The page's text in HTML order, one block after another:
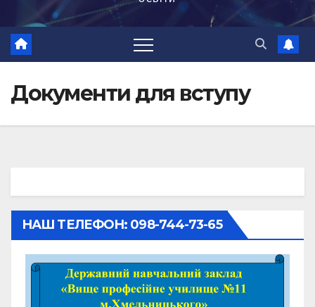
Документи для вступу
НАШ ТЕЛЕФОН: 098-744-73-65